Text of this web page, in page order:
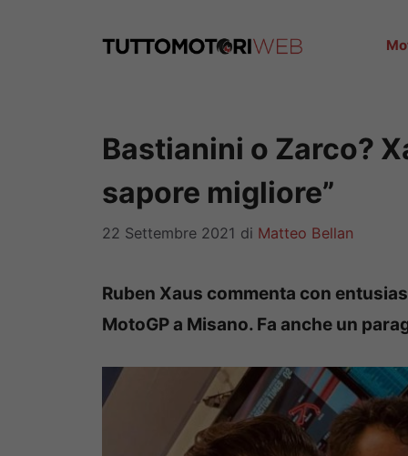
Bastianini o Zarco?
sapore migliore”
22 Settembre 2021 di Matteo Bellan
Ruben Xaus commenta con
MotoGP a Misano. Fa anche un